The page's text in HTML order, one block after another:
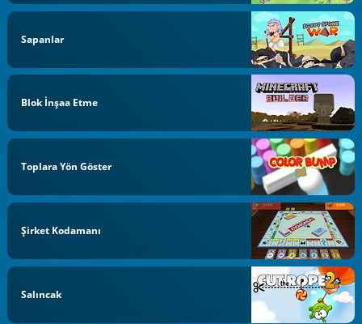
Sapanlar
Blok İnşaa Etme
Toplara Yön Göster
Şirket Kodamanı
Salıncak